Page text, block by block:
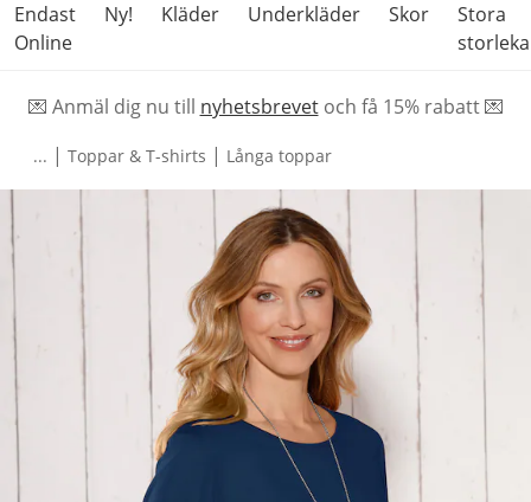
Endast
Online
Ny! Kläder Underkläder Skor
Stora
💌 Anmäl dig nu till nyhetsbrevetoch få 15% rabatt 💌
... | Toppar & T-shirts | Långa toppar